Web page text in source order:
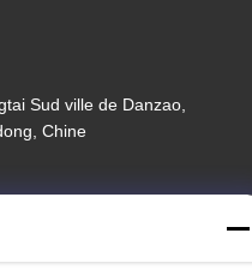
Sud ville de Danzao,
Chine